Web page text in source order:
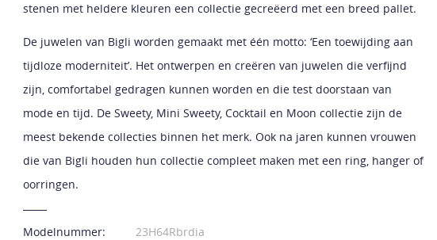
stenen met heldere kleuren een collectie gecreëerd met een breed pallet.
De juwelen van Bigli worden gemaakt met één motto: ‘Een toewijding aan
tijdloze moderniteit’. Het ontwerpen en creëren van juwelen die verfijnd
zijn, comfortabel gedragen kunnen worden en die test doorstaan van
mode en tijd. De Sweety, Mini Sweety, Cocktail en Moon collectie zijn de
meest bekende collecties binnen het merk. Ook na jaren kunnen vrouwen
die van Bigli houden hun collectie compleet maken met een ring, hanger of
oorringen.
Modelnummer:
23H64Rbrdia